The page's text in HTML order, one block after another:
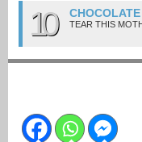
10 TEAR THIS